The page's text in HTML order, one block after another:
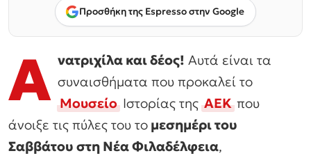
Προσθήκη της Espresso στην Google
Α νατριχίλα και δέος! Αυτά είναι τα
συναισθήματα που προκαλεί το
ΜουσείοΙστορίας τηςΑΕΚ που
άνοιξε τις πύλες του το μεσημέρι του
Σαββάτου στη Νέα Φιλαδέλφεια,